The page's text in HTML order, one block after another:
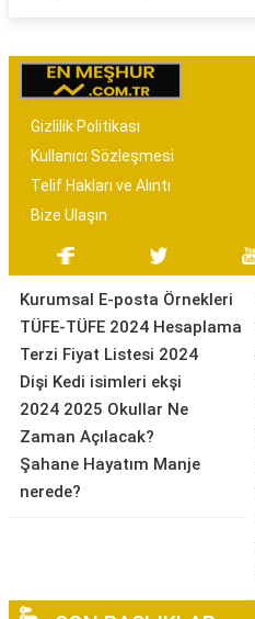
Gizlilik Politikası
Kullanıcı Sözleşmesi
Telif Hakları ve Alıntı
Bize Ulaşın
Kurumsal E-posta Örnekleri
TÜFE-TÜFE 2024 Hesaplama
Terzi Fiyat Listesi 2024
Dişi Kedi isimleri ekşi
2024 2025 Okullar Ne
Zaman Açılacak?
Şahane Hayatım Manje
nerede?